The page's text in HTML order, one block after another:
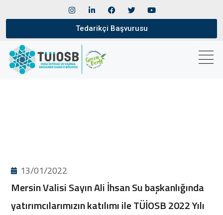
Tedarikçi Başvurusu
13/01/2022
Mersin Valisi Sayın Ali İhsan Su başkanlığında
yatırımcılarımızın katılımı ile TÜİOSB 2022 Yılı